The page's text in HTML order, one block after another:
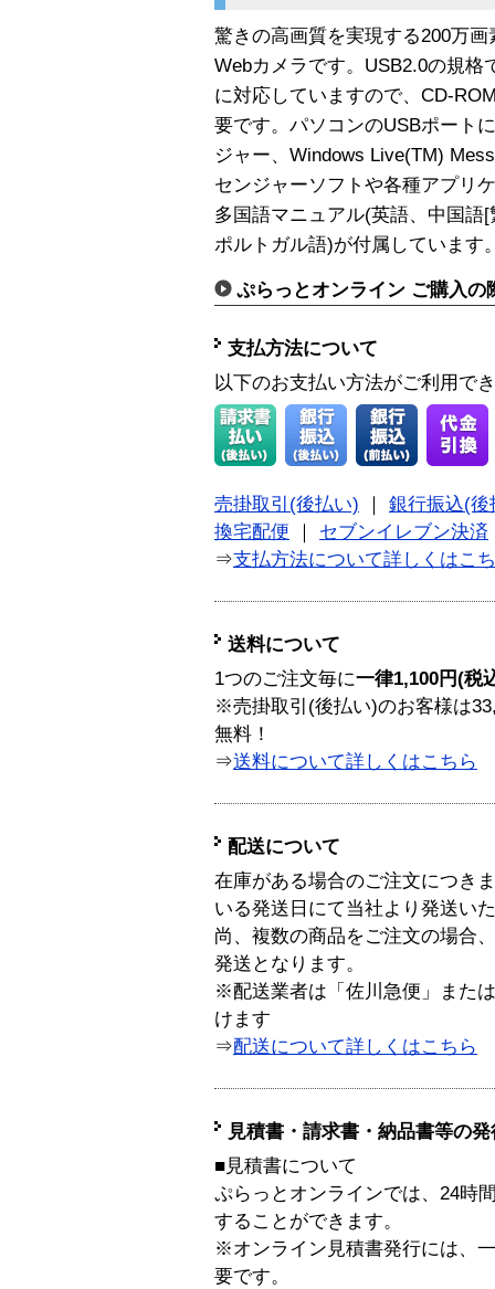
驚きの高画質を実現する200万
Webカメラです。USB2.0の規格
に対応していますので、CD-
要です。パソコンのUSBポート
ジャー、Windows Live(TM)
センジャーソフトや各種アプリ
多国語マニュアル(英語、中国語
ポルトガル語)が付属しています
ぷらっとオンライン ご購入の
支払方法について
以下のお支払い方法がご利用で
売掛取引(後払い)
銀行振込(後
換宅配便
セブンイレブン決済
⇒支払方法について詳しくはこ
送料について
1つのご注文毎に一律1,100円(税
※売掛取引(後払い)のお客様は
無料！
⇒送料について詳しくはこちら
配送について
在庫がある場合のご注文につき
いる発送日にて当社より発送い
尚、複数の商品をご注文の場合
発送となります。
※配送業者は「佐川急便」また
けます
⇒配送について詳しくはこちら
見積書・請求書・納品書等の
■見積書について
ぷらっとオンラインでは、24時
することができます。
※オンライン見積書発行には、
要です。